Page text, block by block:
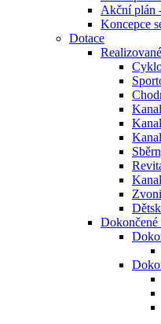
Akční plán
Koncepce
Dotace